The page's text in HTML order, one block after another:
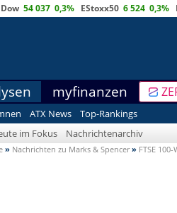
Dow 54 037 0,3% EStoxx50 6 524 0,3%
myfinanzen
ATX News
Top-Rankings
im Fokus Nachrichtenarchiv
» Nachrichten zu Marks & Spencer » FTSE